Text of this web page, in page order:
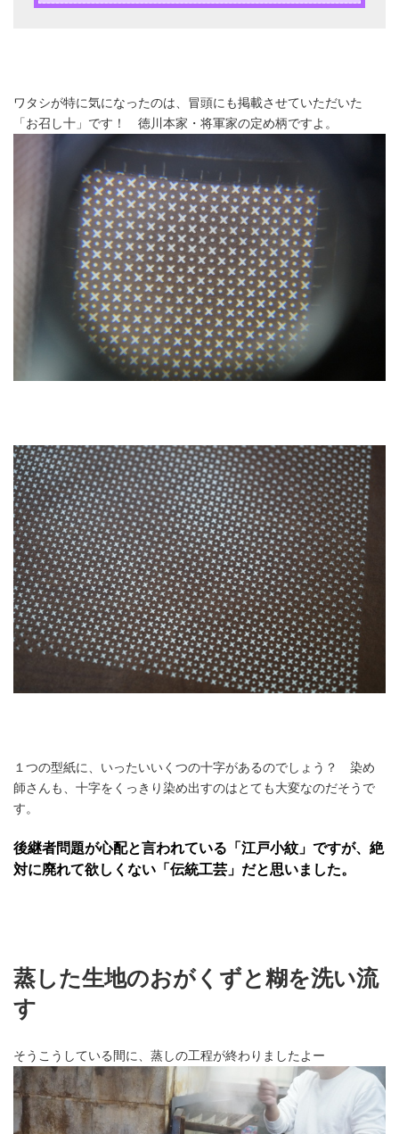
ワタシが特に気になったのは、冒頭にも掲載させていただいた
「お召し十」です！ 徳川本家・将軍家の定め柄ですよ。
１つの型紙に、いったいいくつの十字があるのでしょう？ 染め
師さんも、十字をくっきり染め出すのはとても大変なのだそうで
す。
後継者問題が心配と言われている「江戸小紋」ですが、絶
対に廃れて欲しくない「伝統工芸」だと思いました。
蒸した生地のおがくずと糊を洗い流
す
そうこうしている間に、蒸しの工程が終わりましたよー